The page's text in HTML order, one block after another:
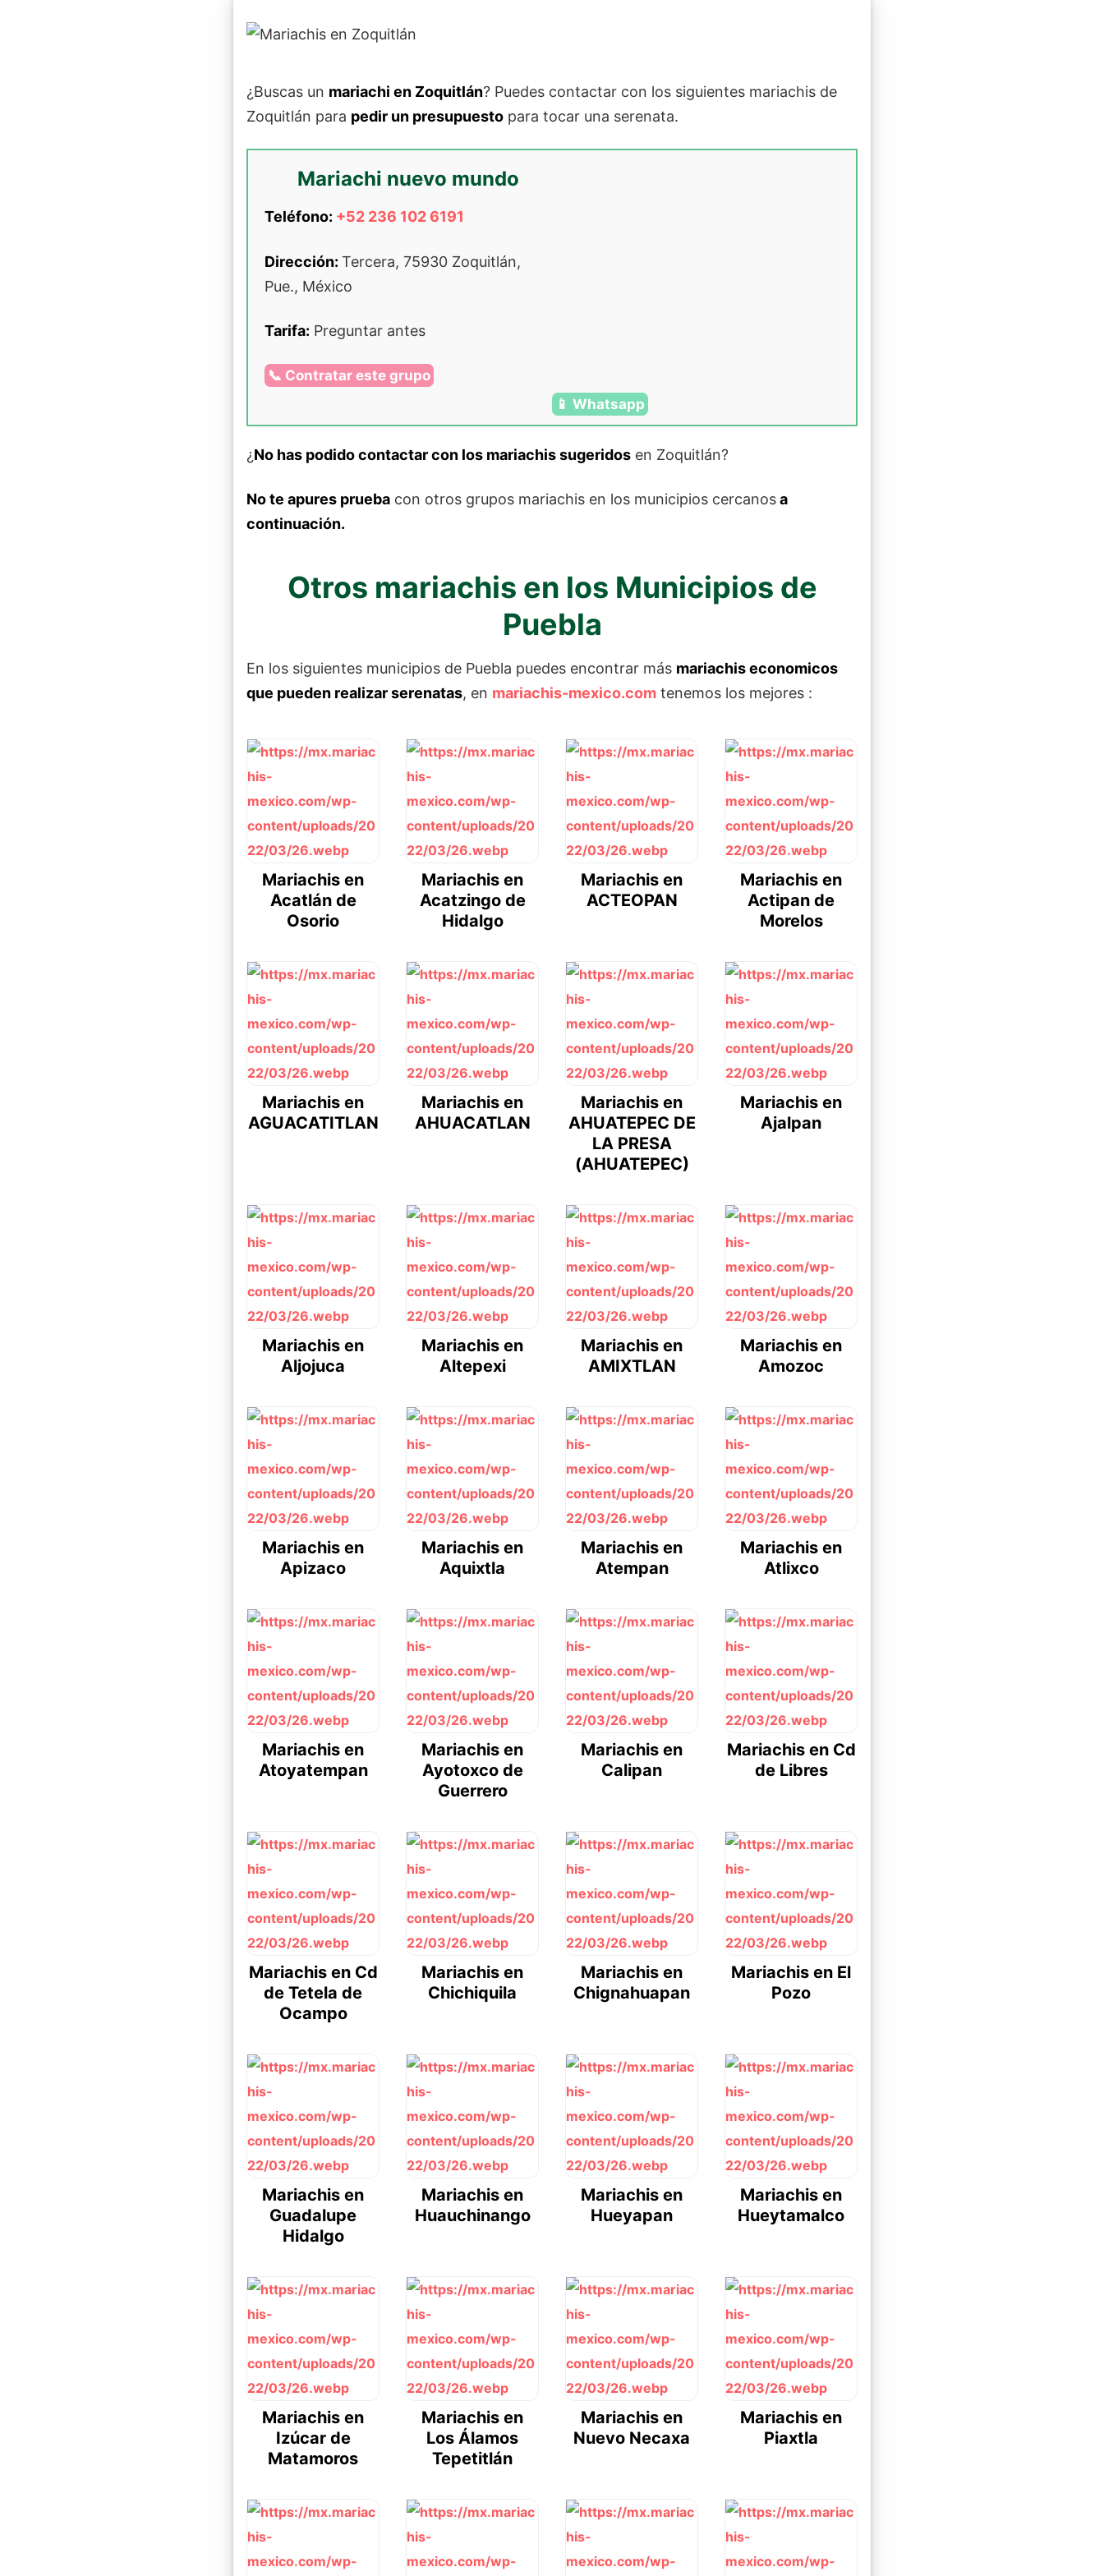
¿Buscas un mariachi en Zoquitlán? Puedes contactar con los siguientes mariachis de
Zoquitlán para pedir un presupuesto para tocar una serenata.
Mariachi nuevo mundo
Teléfono: +52 236 102 6191
Dirección: Tercera, 75930 Zoquitlán,
Pue., México
Tarifa: Preguntar antes
📞 Contratar este grupo
📱 Whatsapp
¿No has podido contactar con los mariachissugeridos en Zoquitlán?
No te apures prueba con otros grupos mariachis en los municipios cercanosa
continuación.
Otros mariachis en los Municipios de
Puebla
En los siguientes municipios de Puebla puedes encontrar más mariachis economicos
que pueden realizar serenatas, en mariachis-mexico.com tenemos los mejores :
Mariachis en
Acatlán de
Osorio
Mariachis en
Acatzingo de
Hidalgo
Mariachis en
ACTEOPAN
Mariachis en
Actipan de
Morelos
Mariachis en
AGUACATITLAN
Mariachis en
AHUACATLAN
Mariachis en
AHUATEPEC DE
LA PRESA
(AHUATEPEC)
Mariachis en
Ajalpan
Mariachis en
Aljojuca
Mariachis en
Altepexi
Mariachis en
AMIXTLAN
Mariachis en
Amozoc
Mariachis en
Apizaco
Mariachis en
Aquixtla
Mariachis en
Atempan
Mariachis en
Atlixco
Mariachis en
Atoyatempan
Mariachis en
Ayotoxco de
Guerrero
Mariachis en
Calipan
Mariachis en Cd
de Libres
Mariachis en Cd
de Tetela de
Ocampo
Mariachis en
Chichiquila
Mariachis en
Chignahuapan
Mariachis en El
Pozo
Mariachis en
Guadalupe
Hidalgo
Mariachis en
Huauchinango
Mariachis en
Hueyapan
Mariachis en
Hueytamalco
Mariachis en
Izúcar de
Matamoros
Mariachis en
Los Álamos
Tepetitlán
Mariachis en
Nuevo Necaxa
Mariachis en
Piaxtla